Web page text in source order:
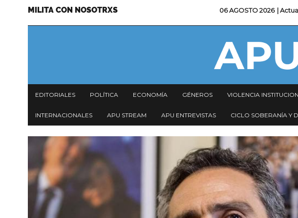
Menu
MILITA CON NOSOTRXS 06 AGOSTO 2026 |
Navegación
principal
EDITORIALES POLÍTICA ECONOMÍA GÉNEROS VIOLENCIA
INTERNACIONALES APU STREAM APU ENTREVISTAS CICLO SOBERANÍA Y
Imagen